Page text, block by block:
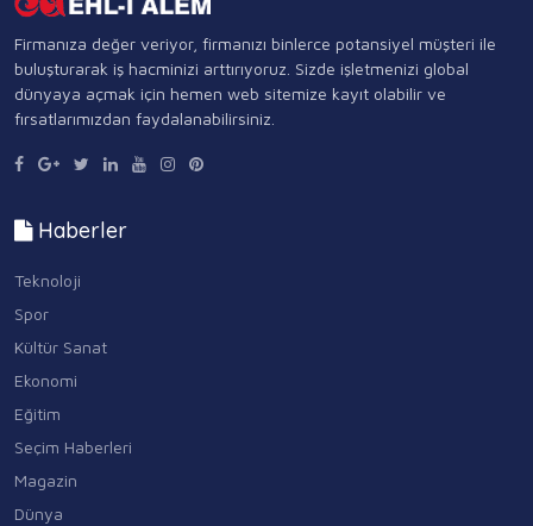
Firmanıza değer veriyor, firmanızı binlerce potansiyel müşteri ile
buluşturarak iş hacminizi arttırıyoruz. Sizde işletmenizi global
dünyaya açmak için hemen web sitemize kayıt olabilir ve
fırsatlarımızdan faydalanabilirsiniz.
Haberler
Teknoloji
Spor
Kültür Sanat
Ekonomi
Eğitim
Seçim Haberleri
Magazin
Dünya